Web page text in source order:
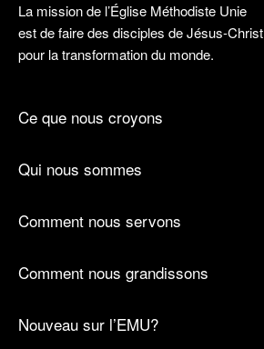
La mission de l’Église Méthodiste Unie
est de faire des disciples de Jésus-Christ
pour la transformation du monde.
Ce que nous croyons
Qui nous sommes
Comment nous servons
Comment nous grandissons
Nouveau sur l’EMU?